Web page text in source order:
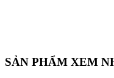
SẢN PHẨM XEM